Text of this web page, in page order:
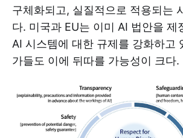
구체화되고, 실질적으로 적용되는
다. 미국과 EU는 이미 AI 법안을 제
AI 시스템에 대한 규제를 강화하고
가들도 이에 뒤따를 가능성이 크다.